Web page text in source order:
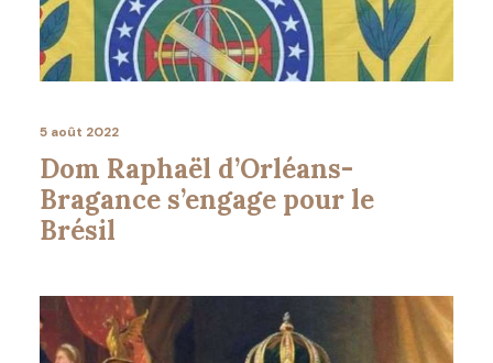
5 août 2022
Dom Raphaël d’Orléans-
Bragance s’engage pour le
Brésil